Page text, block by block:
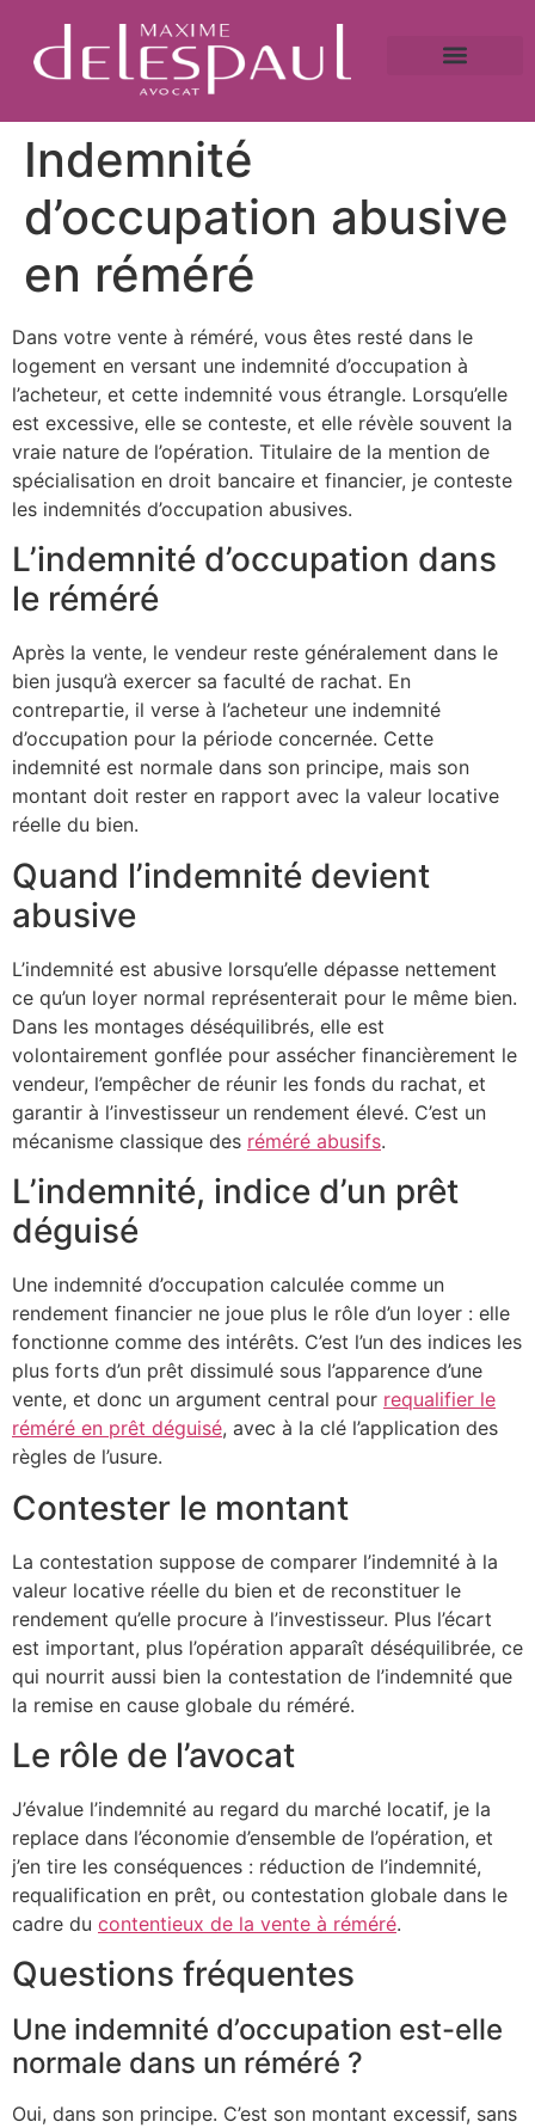
Indemnité
d’occupation abusive
en réméré
Dans votre vente à réméré, vous êtes resté dans le
logement en versant une indemnité d’occupation à
l’acheteur, et cette indemnité vous étrangle. Lorsqu’elle
est excessive, elle se conteste, et elle révèle souvent la
vraie nature de l’opération. Titulaire de la mention de
spécialisation en droit bancaire et financier, je conteste
les indemnités d’occupation abusives.
L’indemnité d’occupation dans
le réméré
Après la vente, le vendeur reste généralement dans le
bien jusqu’à exercer sa faculté de rachat. En
contrepartie, il verse à l’acheteur une indemnité
d’occupation pour la période concernée. Cette
indemnité est normale dans son principe, mais son
montant doit rester en rapport avec la valeur locative
réelle du bien.
Quand l’indemnité devient
abusive
L’indemnité est abusive lorsqu’elle dépasse nettement
ce qu’un loyer normal représenterait pour le même bien.
Dans les montages déséquilibrés, elle est
volontairement gonflée pour assécher financièrement le
vendeur, l’empêcher de réunir les fonds du rachat, et
garantir à l’investisseur un rendement élevé. C’est un
mécanisme classique des réméré abusifs.
L’indemnité, indice d’un prêt
déguisé
Une indemnité d’occupation calculée comme un
rendement financier ne joue plus le rôle d’un loyer : elle
fonctionne comme des intérêts. C’est l’un des indices les
plus forts d’un prêt dissimulé sous l’apparence d’une
vente, et donc un argument central pour requalifier le
réméré en prêt déguisé, avec à la clé l’application des
règles de l’usure.
Contester le montant
La contestation suppose de comparer l’indemnité à la
valeur locative réelle du bien et de reconstituer le
rendement qu’elle procure à l’investisseur. Plus l’écart
est important, plus l’opération apparaît déséquilibrée, ce
qui nourrit aussi bien la contestation de l’indemnité que
la remise en cause globale du réméré.
Le rôle de l’avocat
J’évalue l’indemnité au regard du marché locatif, je la
replace dans l’économie d’ensemble de l’opération, et
j’en tire les conséquences : réduction de l’indemnité,
requalification en prêt, ou contestation globale dans le
cadre du contentieux de la vente à réméré.
Questions fréquentes
Une indemnité d’occupation est-elle
normale dans un réméré ?
Oui, dans son principe. C’est son montant excessif, sans